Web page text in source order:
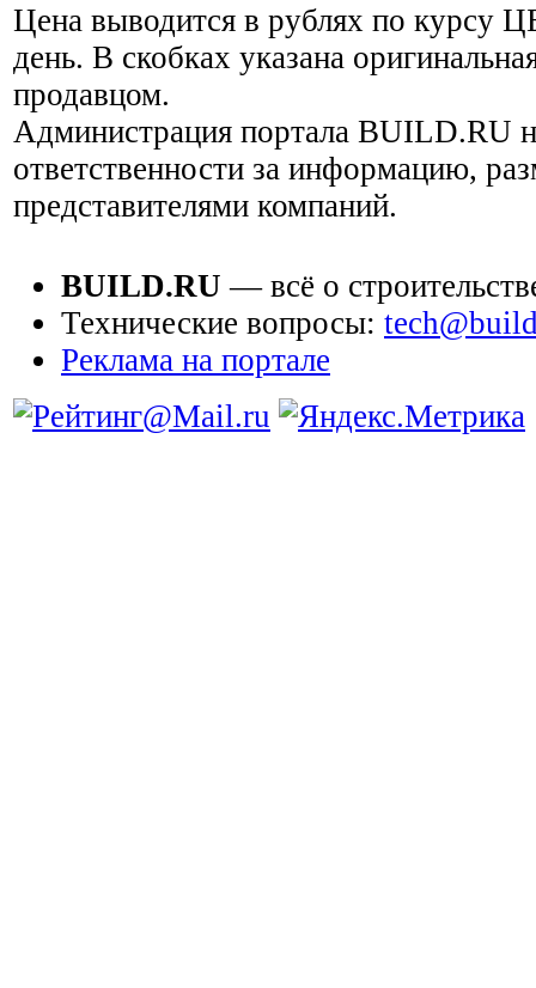
Цена выводится в рублях по курсу
день. В скобках указана
продавцом.
Администрация портала BUILD.RU
ответственности за информацию,
представителями компаний.
BUILD.RU — всё о
Технические вопросы:
Реклама на портале